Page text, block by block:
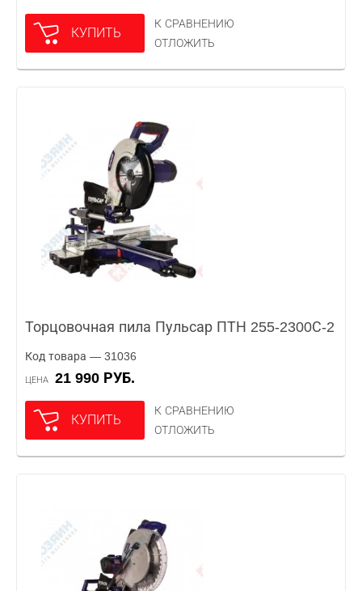
КУПИТЬ
К СРАВНЕНИЮ
ОТЛОЖИТЬ
Торцовочная пила Пульсар ПТН 255-2300С-2
Код товара — 31036
ЦЕНА 21 990 РУБ.
КУПИТЬ
К СРАВНЕНИЮ
ОТЛОЖИТЬ